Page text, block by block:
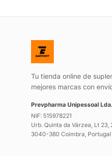
Tu tienda online de
mejores marcas con
Prevpharma Unipessoal Lda.
NIF: 515978221
Urb. Quinta da Várzea, Lt 23,
3040-380 Coimbra, Portugal